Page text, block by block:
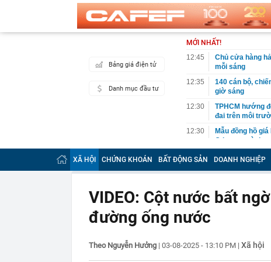
Bảng giá điện tử
Danh mục đầu tư
MỚI NHẤT!
12:45
Chủ cửa hàng
mỗi sáng
12:35
140 cán bộ,
giờ sáng
12:30
TPHCM hướng
đai trên môi
12:30
Mẫu đồng hồ
Odyssey và đạo
12:28
Bỏ phố về quê
12:19
Tỉnh rộng nhất
12:16
Việt Nam có 1
Bali, được hàng
XÃ HỘI CHỨNG KHOÁN BẤT ĐỘNG SẢN DOANH NGHIỆP
VIDEO: Cột nước bất
đường ống nước
Theo Nguyễn Hưởng | 03-08-2025 - 13:10 PM | Xã hội